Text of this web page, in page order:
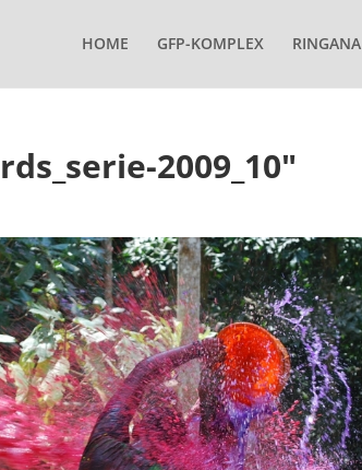
HOME GFP-KOMPLEX RINGANA
2009_10"